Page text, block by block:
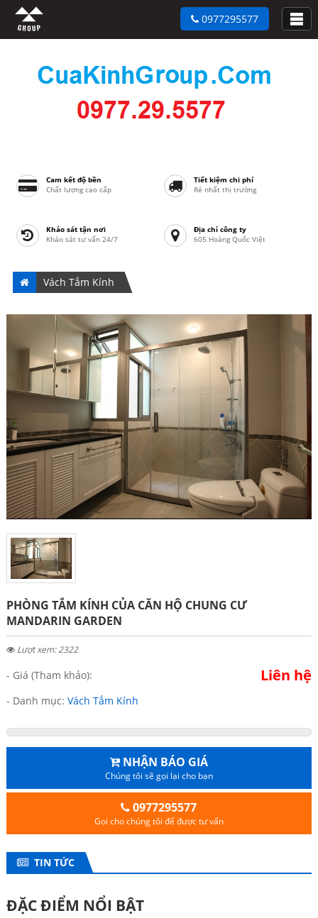
Cam kết độ bền
Chất lượng cao cấp
Tiết kiệm chi phí
Rẻ nhất thị trường
Khảo sát tận nơi
Khảo sát tư vấn 24/7
Địa chỉ công ty
605 Hoàng Quốc Việt
0977295577
Vách Tắm Kính
PHÒNG TẮM KÍNH CỦA CĂN HỘ CHUNG CƯ
MANDARIN GARDEN
Lượt xem: 2322
- Giá (Tham khảo): Liên hệ
- Danh mục: Vách Tắm Kính
NHẬN BÁO GIÁ
Chúng tôi sẽ gọi lại cho bạn
0977295577
Gọi cho chúng tôi để được tư vấn
TIN TỨC
ĐẶC ĐIỂM NỔI BẬT